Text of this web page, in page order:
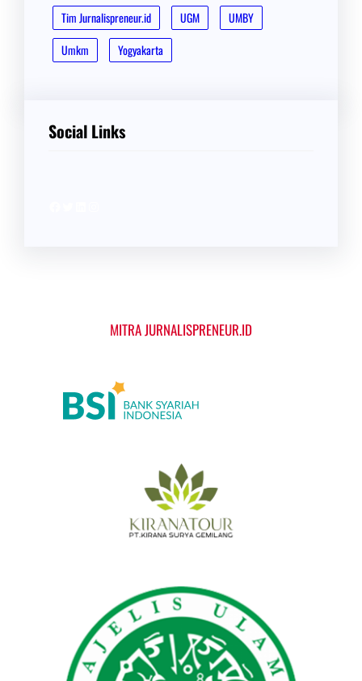
Tim Jurnalispreneur.id
UGM
UMBY
Umkm
Yogyakarta
Social Links
MITRA JURNALISPRENEUR.ID